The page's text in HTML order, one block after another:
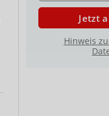
Jetzt
Hinweis